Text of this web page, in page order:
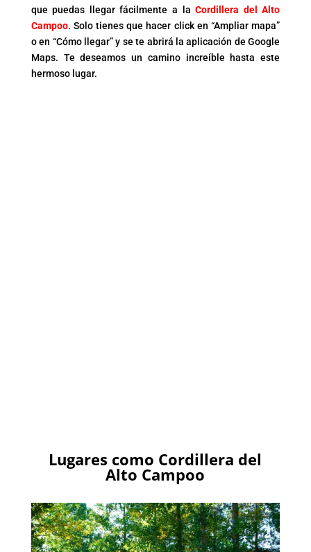
que puedas llegar fácilmente a laCordillera del Alto
Campoo. Solo tienes que hacer click en “Ampliar mapa”
o en “Cómo llegar” y se te abrirá la aplicación de Google
Maps. Te deseamos un camino increíble hasta este
hermoso lugar.
Lugares como Cordillera del
Alto Campoo